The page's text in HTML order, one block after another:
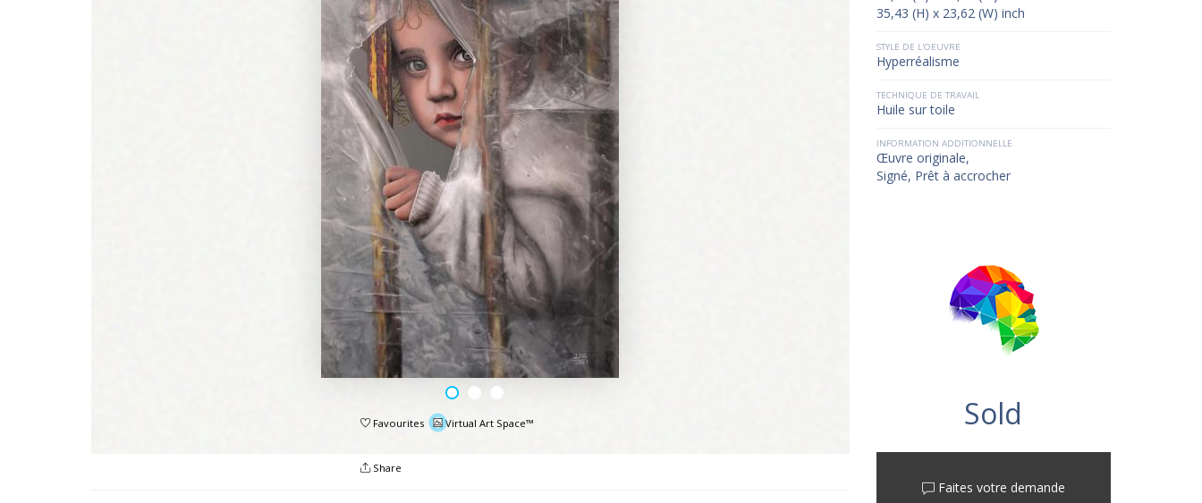
Favourites Virtual Art Space™
Share
35,43 (H) x 23,62 (W) inch
STYLE DE L'OEUVRE
Hyperréalisme
TECHNIQUE DE TRAVAIL
Huile sur toile
INFORMATION ADDITIONNELLE
Œuvre originale,
Signé, Prêt à accrocher
Sold
Faites votre demande